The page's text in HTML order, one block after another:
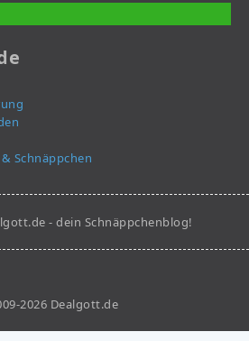
Schnäppchen
- dein Schnäppchenblog!
2026 Dealgott.de